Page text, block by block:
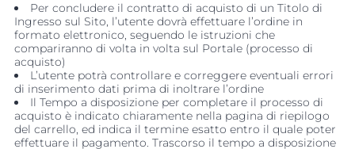
Per concludere il contratto di acquisto di un Titolo di
Ingresso sul Sito, l’utente dovrà effettuare l’ordine in
formato elettronico, seguendo le istruzioni che
compariranno di volta in volta sul Portale (processo di
acquisto)
L’utente potrà controllare e correggere eventuali errori
di inserimento dati prima di inoltrare l’ordine
Il Tempo a disposizione per completare il processo di
acquisto è indicato chiaramente nella pagina di riepilogo
del carrello, ed indica il termine esatto entro il quale poter
effettuare il pagamento. Trascorso il tempo a disposizione